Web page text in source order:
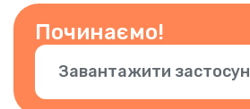
Починаємо!
Завантажити